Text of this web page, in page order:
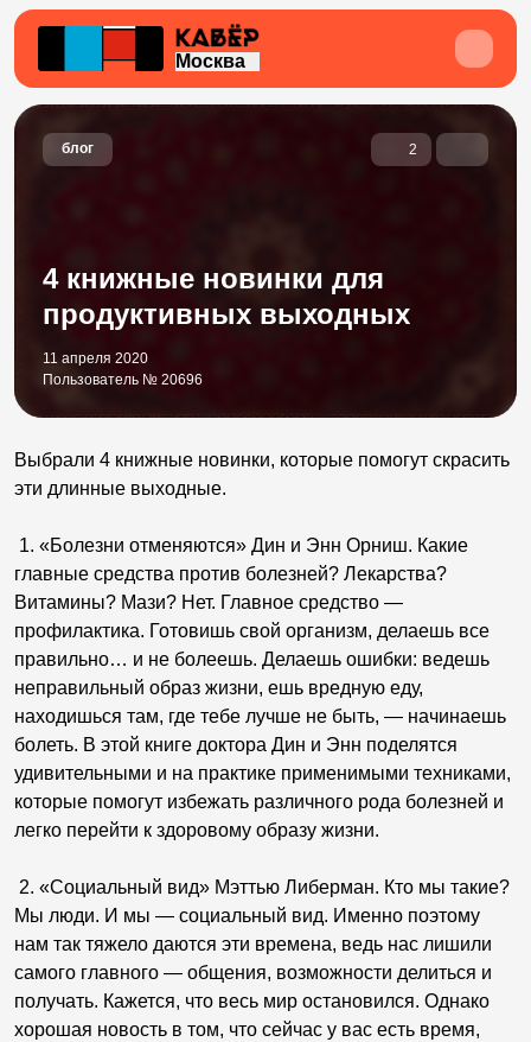
Москва
блог 2
4 книжные новинки для
продуктивных выходных
11 апреля 2020
Пользователь № 20696
Выбрали 4 книжные новинки, которые помогут скрасить
эти длинные выходные.
1. «Болезни отменяются» Дин и Энн Орниш. Какие
главные средства против болезней? Лекарства?
Витамины? Мази? Нет. Главное средство —
профилактика. Готовишь свой организм, делаешь все
правильно… и не болеешь. Делаешь ошибки: ведешь
неправильный образ жизни, ешь вредную еду,
находишься там, где тебе лучше не быть, — начинаешь
болеть. В этой книге доктора Дин и Энн поделятся
удивительными и на практике применимыми техниками,
которые помогут избежать различного рода болезней и
легко перейти к здоровому образу жизни.
2. «Социальный вид» Мэттью Либерман. Кто мы такие?
Мы люди. И мы — социальный вид. Именно поэтому
нам так тяжело даются эти времена, ведь нас лишили
самого главного — общения, возможности делиться и
получать. Кажется, что весь мир остановился. Однако
хорошая новость в том, что сейчас у вас есть время,